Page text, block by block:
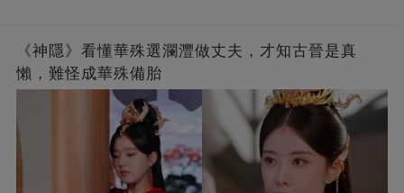
《神隱》看懂華殊選瀾灃做丈夫，才知古晉是真
懶，難怪成華殊備胎